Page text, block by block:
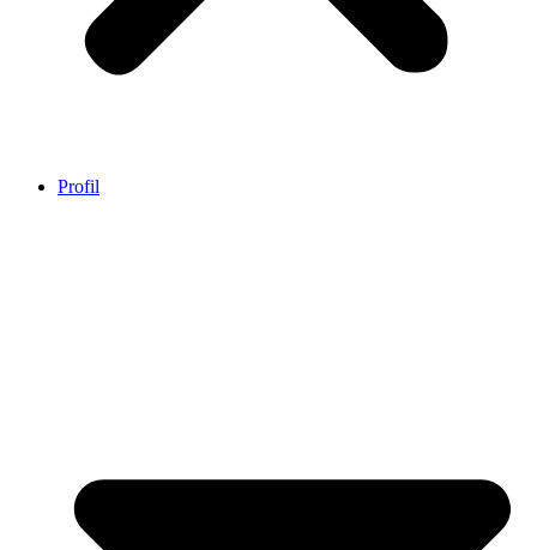
Profil